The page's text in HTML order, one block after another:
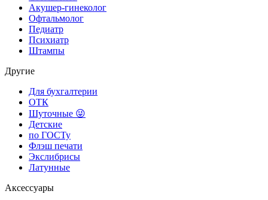
Акушер-гинеколог
Офтальмолог
Педиатр
Психиатр
Штампы
Другие
Для бухгалтерии
ОТК
Шуточные 😜
Детские
по ГОСТу
Флэш печати
Экслибрисы
Латунные
Аксессуары